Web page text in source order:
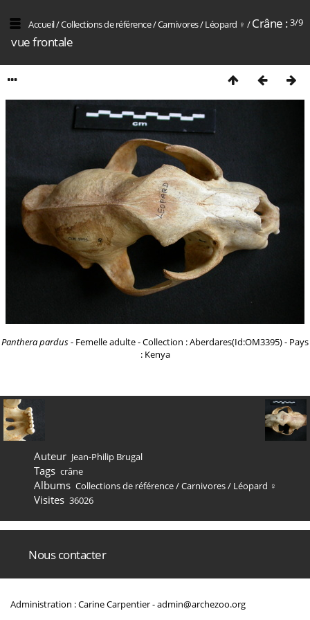
3/9
Accueil/Collections de référence/Carnivores/Léopard ♀ /Crâne :
vue frontale
Panthera pardus- Femelle adulte - Collection : Aberdares(Id:OM3395) - Pays
: Kenya
Auteur Jean-Philip Brugal
Tags crâne
Albums Collections de référence/Carnivores/ Léopard ♀
Visites 36026
Nous contacter
Administration : Carine Carpentier -admin@archezoo.org